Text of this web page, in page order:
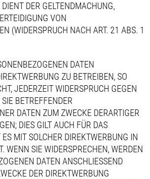
DER GELTENDMACHUNG,
VON
(WIDERSPRUCH NACH ART. 21 ABS. 1
DATEN
ZU BETREIBEN, SO
JEDERZEIT WIDERSPRUCH GEGEN
BETREFFENDER
DATEN ZUM ZWECKE DERARTIGER
DIES GILT AUCH FÜR DAS
MIT SOLCHER DIREKTWERBUNG IN
WENN SIE WIDERSPRECHEN, WERDEN
DATEN ANSCHLIESSEND
DER DIREKTWERBUNG